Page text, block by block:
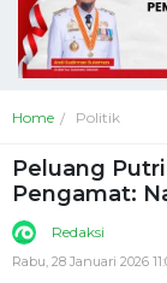
Home Politik
Peluang
Pengamat:
Redaksi
Rabu, 28 Januari 2026